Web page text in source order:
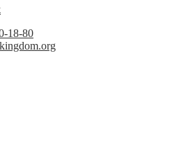
18-80